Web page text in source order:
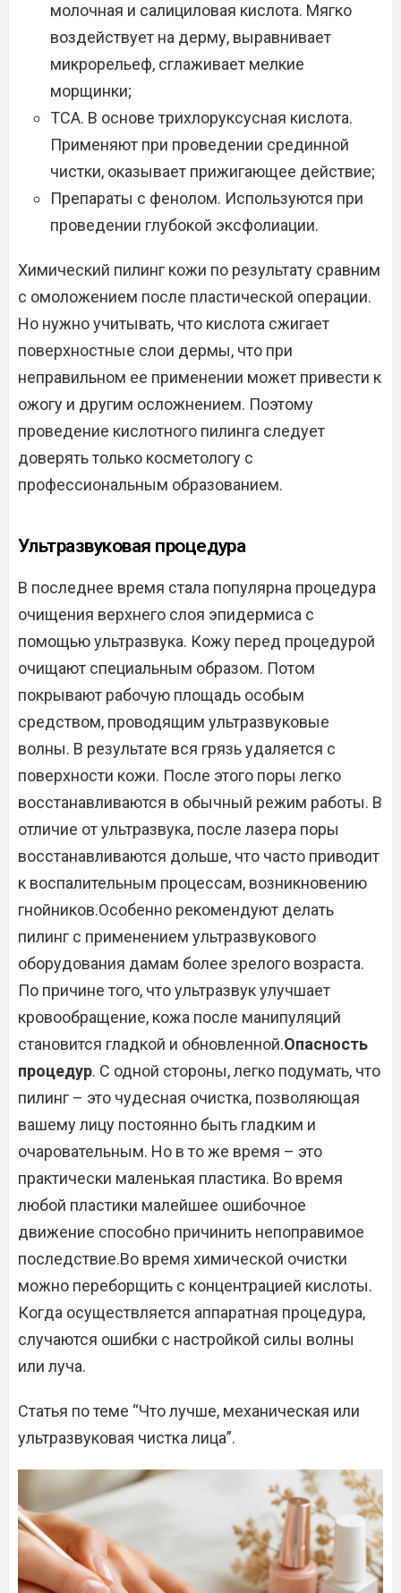
молочная и салициловая кислота. Мягко
воздействует на дерму, выравнивает
микрорельеф, сглаживает мелкие
морщинки;
ТСА. В основе трихлоруксусная кислота.
Применяют при проведении срединной
чистки, оказывает прижигающее действие;
Препараты с фенолом. Используются при
проведении глубокой эксфолиации.
Химический пилинг кожи по результату сравним
с омоложением после пластической операции.
Но нужно учитывать, что кислота сжигает
поверхностные слои дермы, что при
неправильном ее применении может привести к
ожогу и другим осложнением. Поэтому
проведение кислотного пилинга следует
доверять только косметологу с
профессиональным образованием.
Ультразвуковая процедура
В последнее время стала популярна процедура
очищения верхнего слоя эпидермиса с
помощью ультразвука. Кожу перед процедурой
очищают специальным образом. Потом
покрывают рабочую площадь особым
средством, проводящим ультразвуковые
волны. В результате вся грязь удаляется с
поверхности кожи. После этого поры легко
восстанавливаются в обычный режим работы. В
отличие от ультразвука, после лазера поры
восстанавливаются дольше, что часто приводит
к воспалительным процессам, возникновению
гнойников.Особенно рекомендуют делать
пилинг с применением ультразвукового
оборудования дамам более зрелого возраста.
По причине того, что ультразвук улучшает
кровообращение, кожа после манипуляций
становится гладкой и обновленной.Опасность
процедур. С одной стороны, легко подумать, что
пилинг – это чудесная очистка, позволяющая
вашему лицу постоянно быть гладким и
очаровательным. Но в то же время – это
практически маленькая пластика. Во время
любой пластики малейшее ошибочное
движение способно причинить непоправимое
последствие.Во время химической очистки
можно переборщить с концентрацией кислоты.
Когда осуществляется аппаратная процедура,
случаются ошибки с настройкой силы волны
или луча.
Статья по теме “Что лучше, механическая или
ультразвуковая чистка лица”.